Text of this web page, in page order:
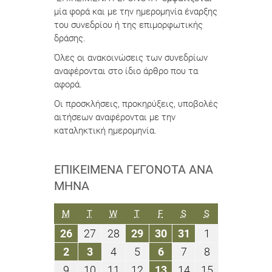
μία φορά και με την ημερομηνία έναρξης
του συνεδρίου ή της επιμορφωτικής
δράσης.
Όλες οι ανακοινώσεις των συνεδρίων
αναφέρονται στο ίδιο άρθρο που τα
αφορά.
Οι προσκλήσεις, προκηρύξεις, υποβολές
αιτήσεων αναφέρονται με την
καταληκτική ημερομηνία.
ΕΠΙΚΕΊΜΕΝΑ ΓΕΓΟΝΌΤΑ ΑΝΆ
ΜΉΝΑ
M ΔΕΥΤΈΡΑ
TΤΡΊΤΗ
WΤΕΤΆΡΤΗ
TΠΈΜΠΤΗ
FΠΑΡΑΣΚΕΥΉ
SΣΆΒΒΑΤΟ
SΚΥΡΙΑΚΉ
2626
Οκτωβρίου
2020
27
Οκτωβρίου
2020
28
Οκτωβρίου
2020
2929
Οκτωβρίου
2020
3030
Οκτωβρίου
2020
31
Οκτωβρίου
2020
1
Νοεμβρίου
2020
22
Νοεμβρίου
33
Νοεμβρίου
44
Νοεμβρίου
55
Νοεμβρίου
66
Νοεμβρίου
77
Νοεμβρίου
88
Νοεμβρίου
13 14 15